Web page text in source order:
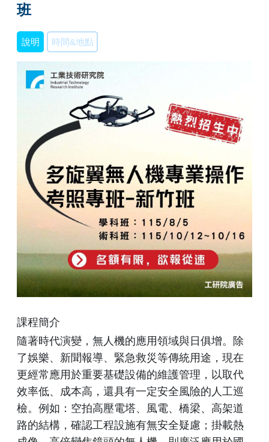
班
說明 時間&地點
課程簡介
隨著時代演變，無人機的應用領域與日俱增。除
了娛樂、新聞報導、緊急救災等傳統用途，現在
更經常應用於重要基礎設備的維護管理，以取代
效率低、成本高，還具有一定安全風險的人工巡
檢。例如：空拍高壓電塔、風電、橋梁、高架道
路的結構，確認工程設施有無安全疑慮；掛載熱